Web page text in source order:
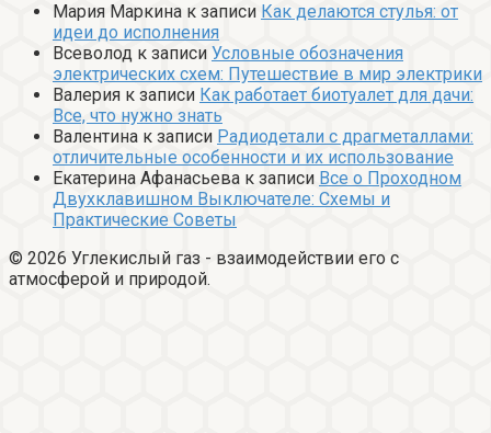
Мария Маркина к записи Как делаются стулья: от
идеи до исполнения
Всеволод к записи Условные обозначения
электрических схем: Путешествие в мир электрики
Валерия к записи Как работает биотуалет для дачи:
Все, что нужно знать
Валентина к записи Радиодетали с драгметаллами:
отличительные особенности и их использование
Екатерина Афанасьева к записи Все о Проходном
Двухклавишном Выключателе: Схемы и
Практические Советы
© 2026 Углекислый газ - взаимодействии его с
атмосферой и природой.